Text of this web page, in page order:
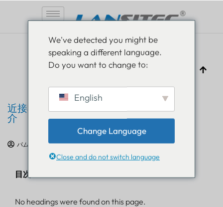
ス
キ
プ
近接検知とアラートソリューションの紹
介
パム・ルスラ 2020年4月28日 IoT教育
目次
No headings were found on this page.
We've detected you might be
speaking a different language.
Do you want to change to:
English
Change Language
Close and do not switch language